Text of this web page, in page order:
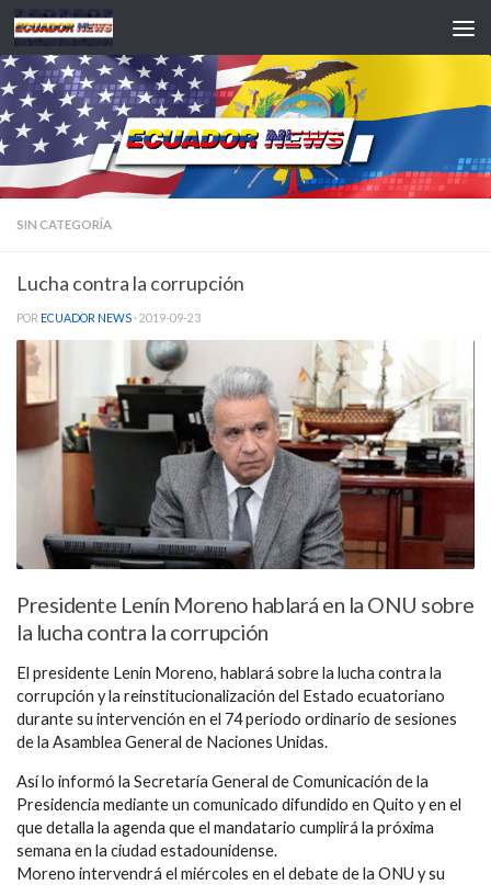
Saltar al contenido
SIN CATEGORÍA
Lucha contra la corrupción
POR ECUADOR NEWS · 2019-09-23
Presidente Lenín Moreno hablará en la ONU sobre
la lucha contra la corrupción
El presidente Lenin Moreno, hablará sobre la lucha contra la
corrupción y la reinstitucionalización del Estado ecuatoriano
durante su intervención en el 74 periodo ordinario de sesiones
de la Asamblea General de Naciones Unidas.
Así lo informó la Secretaría General de Comunicación de la
Presidencia mediante un comunicado difundido en Quito y en el
que detalla la agenda que el mandatario cumplirá la próxima
semana en la ciudad estadounidense.
Moreno intervendrá el miércoles en el debate de la ONU y su